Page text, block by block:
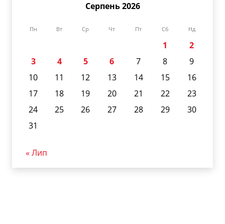
Серпень 2026
Пн Вт Ср Чт Пт Сб Нд
1
2
3
4 5 6 7 8
9
10
11 12 13 14 15
16
17
18 19 20 21 22
23
24
25 26 27 28 29
30
31
« Лип